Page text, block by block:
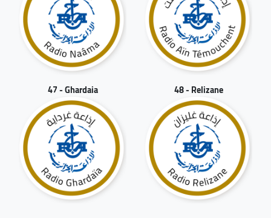
47 - Ghardaia 48 - Relizane